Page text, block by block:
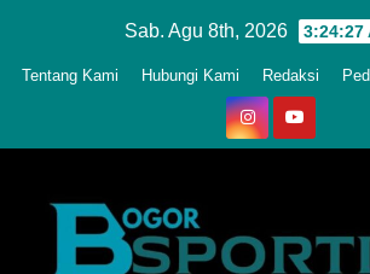
Sab. Agu 8th, 2026 3:24:29
Tentang Kami Hubungi Kami Redaksi